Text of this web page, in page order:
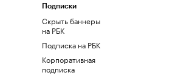
Подписки
Скрыть баннеры
на РБК
Подписка на РБК
Корпоративная
подписка